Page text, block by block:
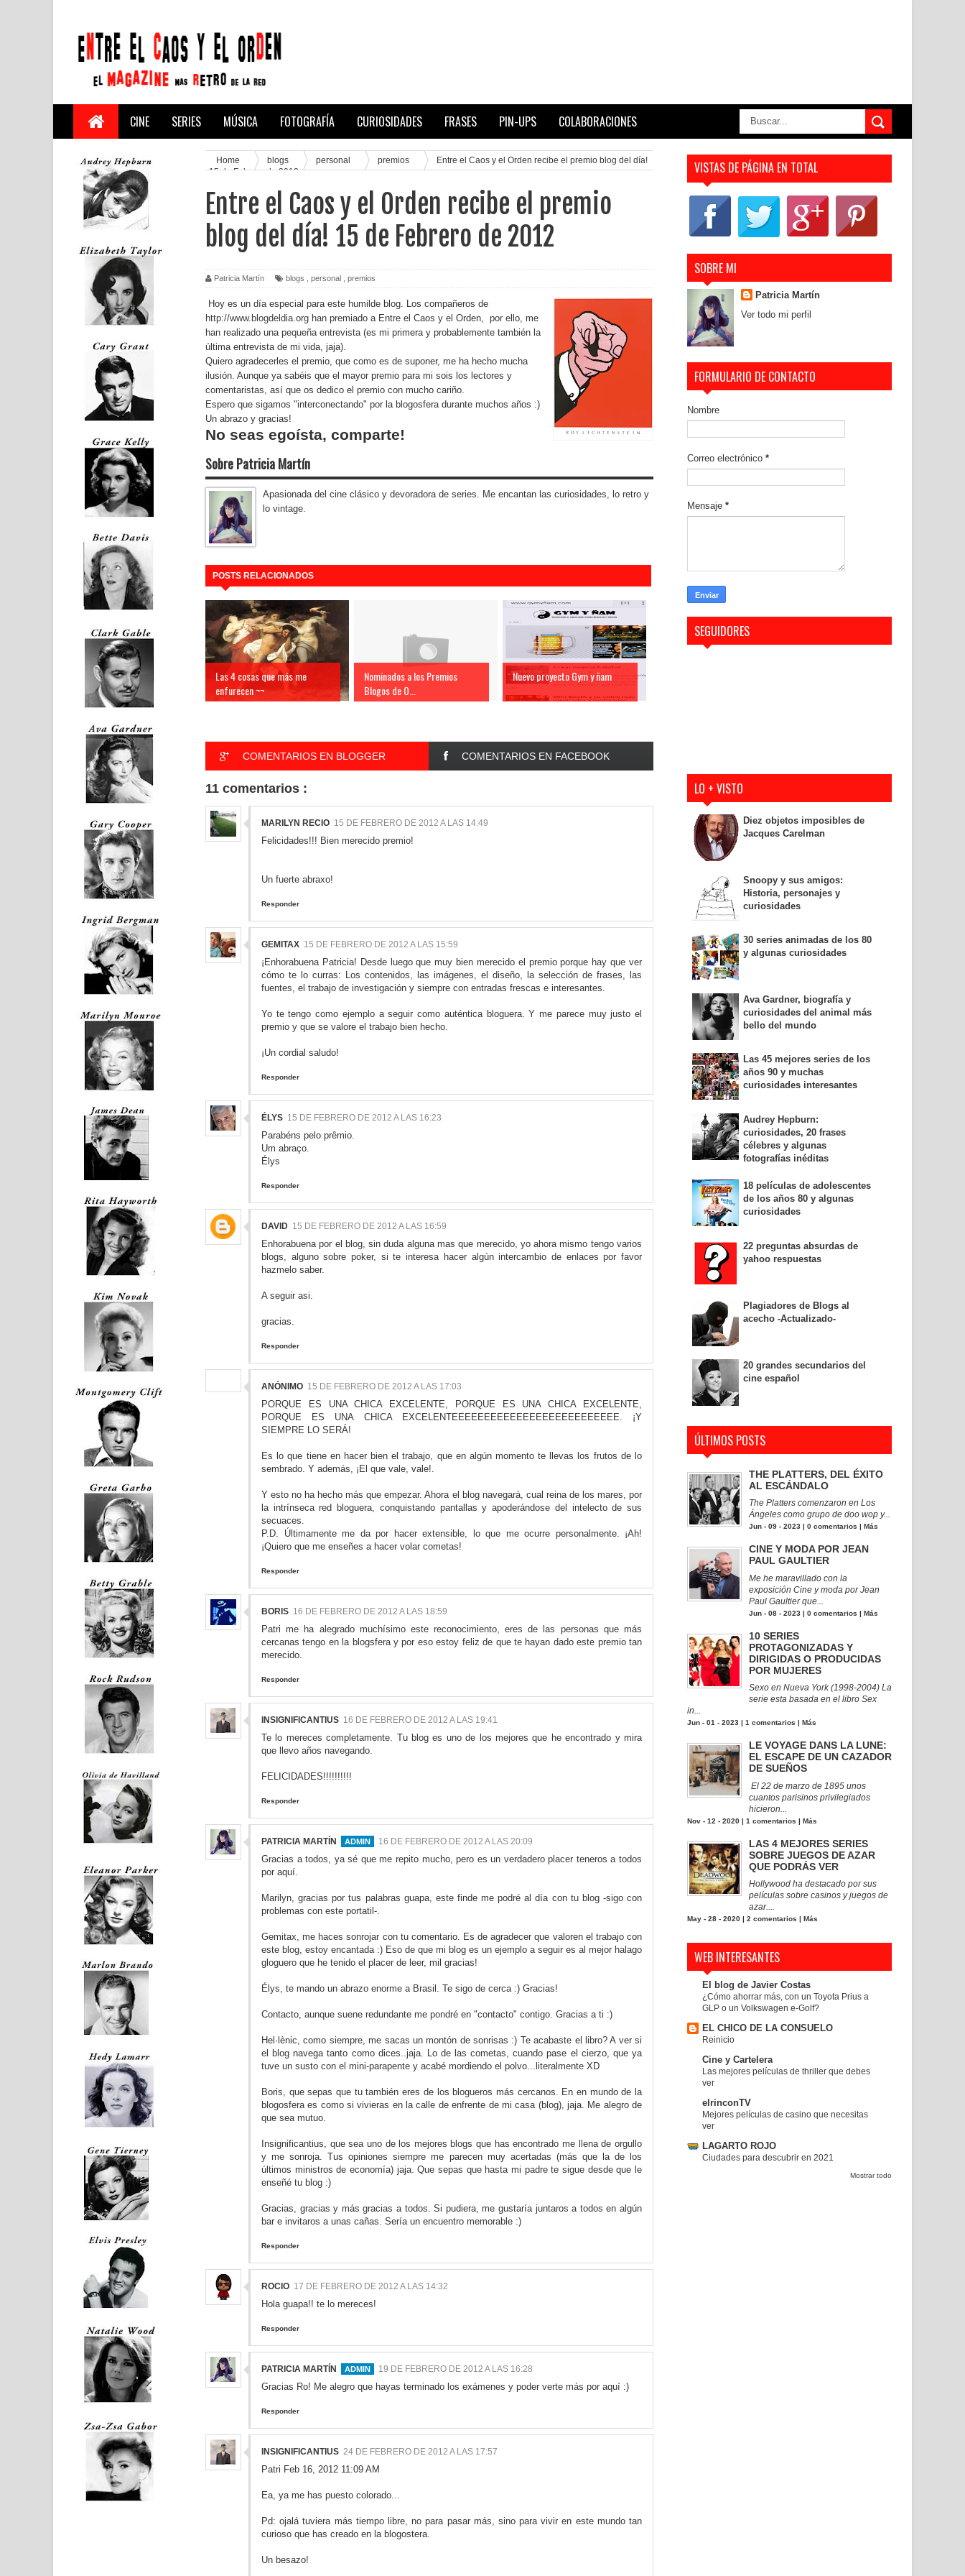
CINE SERIES MÚSICA FOTOGRAFÍA CURIOSIDADES FRASES PIN-UPS COLABORACIONES
Home blogs personal premios
Entre el Caos y el Orden recibe el premio blog del día!
15 de Febrero de 2012
Entre el Caos y el Orden recibe el premio
blog del día! 15 de Febrero de 2012
Patricia Martín blogs personal premios
Hoy es un día especial para este humilde blog. Los compañeros de
http://www.blogdeldia.org han premiado a Entre el Caos y el Orden, por ello, me
han realizado una pequeña entrevista (es mi primera y probablemente también la
última entrevista de mi vida, jaja).
Quiero agradecerles el premio, que como es de suponer, me ha hecho mucha
ilusión. Aunque ya sabéis que el mayor premio para mi sois los lectores y
comentaristas, así que os dedico el premio con mucho cariño.
Espero que sigamos "interconectando" por la blogosfera durante muchos años :)
Un abrazo y gracias!
No seas egoísta, comparte!
Sobre Patricia Martín
Apasionada del cine clásico y devoradora de series. Me encantan las curiosidades, lo retro y
lo vintage.
POSTS RELACIONADOS
Las 4 cosas que más me
enfurecen ¬¬
Nominados a los Premios
Blogos de O...
Nuevo proyecto Gym y ñam
COMENTARIOS EN BLOGGER COMENTARIOS EN FACEBOOK
11 comentarios :
MARILYN RECIO 15 DE FEBRERO DE 2012 A LAS 14:49
Felicidades!!! Bien merecido premio!
Un fuerte abraxo!
Responder
GEMITAX 15 DE FEBRERO DE 2012 A LAS 15:59
¡Enhorabuena Patricia! Desde luego que muy bien merecido el premio porque hay que ver
cómo te lo curras: Los contenidos, las imágenes, el diseño, la selección de frases, las
fuentes, el trabajo de investigación y siempre con entradas frescas e interesantes.
Yo te tengo como ejemplo a seguir como auténtica bloguera. Y me parece muy justo el
premio y que se valore el trabajo bien hecho.
¡Un cordial saludo!
Responder
ÉLYS 15 DE FEBRERO DE 2012 A LAS 16:23
Parabéns pelo prêmio.
Um abraço.
Élys
Responder
DAVID 15 DE FEBRERO DE 2012 A LAS 16:59
Enhorabuena por el blog, sin duda alguna mas que merecido, yo ahora mismo tengo varios
blogs, alguno sobre poker, si te interesa hacer algún intercambio de enlaces por favor
hazmelo saber.
A seguir asi.
gracias.
Responder
ANÓNIMO 15 DE FEBRERO DE 2012 A LAS 17:03
PORQUE ES UNA CHICA EXCELENTE, PORQUE ES UNA CHICA EXCELENTE,
PORQUE ES UNA CHICA EXCELENTEEEEEEEEEEEEEEEEEEEEEEEEEE. ¡Y
SIEMPRE LO SERÁ!
Es lo que tiene en hacer bien el trabajo, que en algún momento te llevas los frutos de lo
sembrado. Y además, ¡El que vale, vale!.
Y esto no ha hecho más que empezar. Ahora el blog navegará, cual reina de los mares, por
la intrínseca red bloguera, conquistando pantallas y apoderándose del intelecto de sus
secuaces.
P.D. Últimamente me da por hacer extensible, lo que me ocurre personalmente. ¡Ah!
¡Quiero que me enseñes a hacer volar cometas!
Responder
BORIS 16 DE FEBRERO DE 2012 A LAS 18:59
Patri me ha alegrado muchísimo este reconocimiento, eres de las personas que más
cercanas tengo en la blogsfera y por eso estoy feliz de que te hayan dado este premio tan
merecido.
Responder
INSIGNIFICANTIUS 16 DE FEBRERO DE 2012 A LAS 19:41
Te lo mereces completamente. Tu blog es uno de los mejores que he encontrado y mira
que llevo años navegando.
FELICIDADES!!!!!!!!!!
Responder
PATRICIA MARTÍN 16 DE FEBRERO DE 2012 A LAS 20:09
Gracias a todos, ya sé que me repito mucho, pero es un verdadero placer teneros a todos
por aquí.
Marilyn, gracias por tus palabras guapa, este finde me podré al día con tu blog -sigo con
problemas con este portatil-.
Gemitax, me haces sonrojar con tu comentario. Es de agradecer que valoren el trabajo con
este blog, estoy encantada :) Eso de que mi blog es un ejemplo a seguir es al mejor halago
gloguero que he tenido el placer de leer, mil gracias!
Élys, te mando un abrazo enorme a Brasil. Te sigo de cerca :) Gracias!
Contacto, aunque suene redundante me pondré en "contacto" contigo. Gracias a ti :)
Hel·lènic, como siempre, me sacas un montón de sonrisas :) Te acabaste el libro? A ver si
el blog navega tanto como dices..jaja. Lo de las cometas, cuando pase el cierzo, que ya
tuve un susto con el mini-parapente y acabé mordiendo el polvo...literalmente XD
Boris, que sepas que tu también eres de los blogueros más cercanos. En en mundo de la
blogosfera es como si vivieras en la calle de enfrente de mi casa (blog), jaja. Me alegro de
que sea mutuo.
Insignificantius, que sea uno de los mejores blogs que has encontrado me llena de orgullo
y me sonroja. Tus opiniones siempre me parecen muy acertadas (más que la de los
últimos ministros de economía) jaja. Que sepas que hasta mi padre te sigue desde que le
enseñé tu blog :)
Gracias, gracias y más gracias a todos. Si pudiera, me gustaría juntaros a todos en algún
bar e invitaros a unas cañas. Sería un encuentro memorable :)
Responder
ROCIO 17 DE FEBRERO DE 2012 A LAS 14:32
Hola guapa!! te lo mereces!
Responder
PATRICIA MARTÍN 19 DE FEBRERO DE 2012 A LAS 16:28
Gracias Ro! Me alegro que hayas terminado los exámenes y poder verte más por aquí :)
Responder
INSIGNIFICANTIUS 24 DE FEBRERO DE 2012 A LAS 17:57
Patri Feb 16, 2012 11:09 AM
Ea, ya me has puesto colorado...
Pd: ojalá tuviera más tiempo libre, no para pasar más, sino para vivir en este mundo tan
curioso que has creado en la blogostera.
Un besazo!
VISTAS DE PÁGINA EN TOTAL
SOBRE MI
Patricia Martín
Ver todo mi perfil
FORMULARIO DE CONTACTO
Nombre
Correo electrónico *
Mensaje *
SEGUIDORES
LO + VISTO
Diez objetos imposibles de
Jacques Carelman
Snoopy y sus amigos:
Historia, personajes y
curiosidades
30 series animadas de los 80
y algunas curiosidades
Ava Gardner, biografía y
curiosidades del animal más
bello del mundo
Las 45 mejores series de los
años 90 y muchas
curiosidades interesantes
Audrey Hepburn:
curiosidades, 20 frases
célebres y algunas
fotografías inéditas
18 películas de adolescentes
de los años 80 y algunas
curiosidades
22 preguntas absurdas de
yahoo respuestas
Plagiadores de Blogs al
acecho -Actualizado-
20 grandes secundarios del
cine español
ÚLTIMOS POSTS
THE PLATTERS, DEL ÉXITO
AL ESCÁNDALO
The Platters comenzaron en Los
Ángeles como grupo de doo wop y...
Jun - 09 - 2023 | 0 comentarios | Más
CINE Y MODA POR JEAN
PAUL GAULTIER
Me he maravillado con la
exposición Cine y moda por Jean
Paul Gaultier que...
Jun - 08 - 2023 | 0 comentarios | Más
10 SERIES
PROTAGONIZADAS Y
DIRIGIDAS O PRODUCIDAS
POR MUJERES
Sexo en Nueva York (1998-2004) La
serie esta basada en el libro Sex
in...
Jun - 01 - 2023 | 1 comentarios | Más
LE VOYAGE DANS LA LUNE:
EL ESCAPE DE UN CAZADOR
DE SUEÑOS
El 22 de marzo de 1895 unos
cuantos parisinos privilegiados
hicieron...
Nov - 12 - 2020 | 1 comentarios | Más
LAS 4 MEJORES SERIES
SOBRE JUEGOS DE AZAR
QUE PODRÁS VER
Hollywood ha destacado por sus
películas sobre casinos y juegos de
azar....
May - 28 - 2020 | 2 comentarios | Más
WEB INTERESANTES
El blog de Javier Costas
¿Cómo ahorrar más, con un Toyota Prius a
GLP o un Volkswagen e-Golf?
EL CHICO DE LA CONSUELO
Reinicio
Cine y Cartelera
Las mejores películas de thriller que debes
ver
elrinconTV
Mejores películas de casino que necesitas
ver
LAGARTO ROJO
Ciudades para descubrir en 2021
Mostrar todo